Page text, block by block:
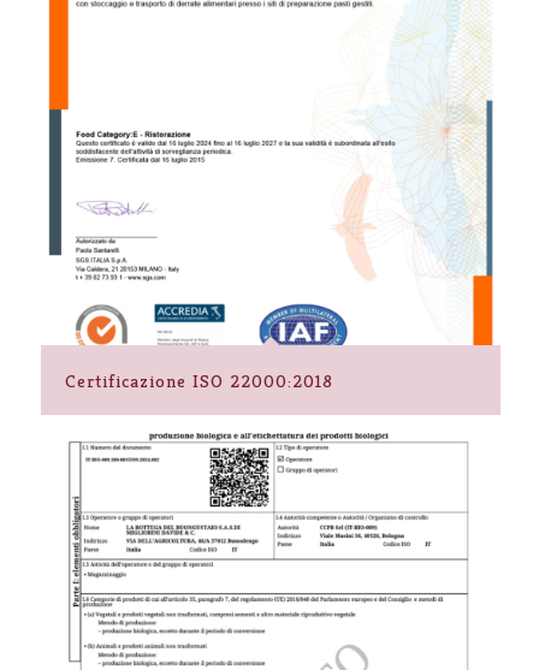
Certificazione ISO 22000:2018